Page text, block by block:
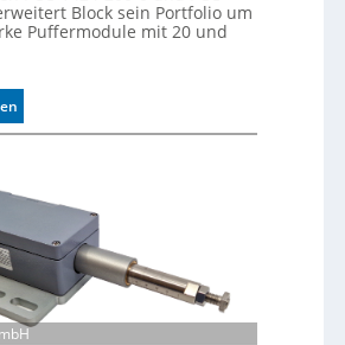
l
e
Block sein Portfolio um
Puffermodule mit 20 und
P
f
r
m
o
d
u